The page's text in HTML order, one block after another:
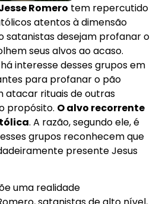
Romero tem repercutido
atentos à dimensão
satanistas desejam profanar o
seus alvos ao acaso.
interesse desses grupos em
para profanar o pão
atacar rituais de outras
propósito. O alvo recorrente
. A razão, segundo ele, é
grupos reconhecem que
presente Jesus
uma realidade